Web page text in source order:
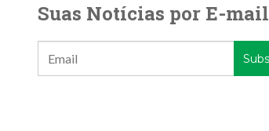
Suas Notícias por E-mail